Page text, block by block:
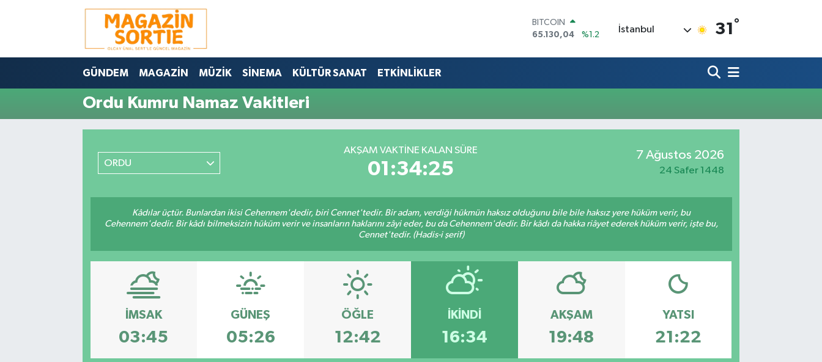
BITCOIN
65.130,04
%1.2
47,7069
%0.17
GRAM ALTIN
İstanbul 31 °
GÜNDEM MAGAZİN MÜZİK SİNEMA KÜLTÜR SANAT ETKİNLİKLER
Ordu Kumru Namaz Vakitleri
ORDU
AKŞAM VAKTINE KALAN SÜRE
01:34:24
7 Ağustos 2026
24 Safer 1448
Kâdılar üçtür. Bunlardan ikisi Cehennem'dedir, biri Cennet'tedir. Bir adam, verdiği hükmün haksız olduğunu bile bile haksız yere hüküm verir, bu
Cehennem'dedir. Bir kâdı bilmeksizin hüküm verir ve insanların haklarını zâyi eder, bu da Cehennem'dedir. Bir kâdı da hakka riâyet ederek hüküm verir, işte bu,
Cennet'tedir. (Hadis-i şerif)
İMSAK
03:45
GÜNEŞ
05:26
ÖĞLE
12:42
İKINDI
16:34
AKŞAM
19:48
YATSI
21:22
Nöbetçi Eczaneler
Hava Durumu
Trafik Durumu